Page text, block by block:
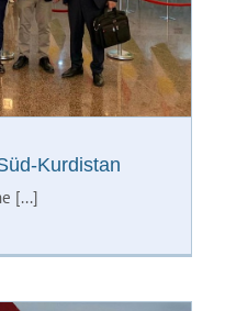
Kurdistan
[...]